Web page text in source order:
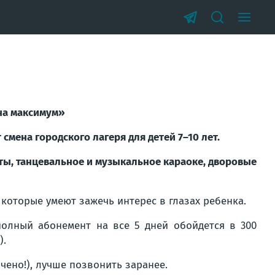
максимум»
городского лагеря для детей 7–10 лет.
танцевальное и музыкальное караоке, дворовые
умеют зажечь интерес в глазах ребенка.
абонемент на все 5 дней обойдется в 300
лучше позвонить заранее.